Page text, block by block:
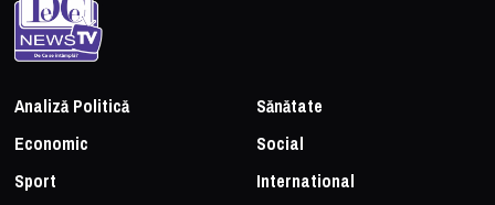
Analiză Politică
Sănătate
Economic
Social
Sport
International